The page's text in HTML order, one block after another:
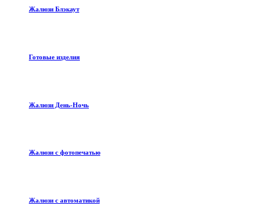
Жалюзи Блэкаут
Готовые изделия
Жалюзи День-Ночь
Жалюзи с фотопечатью
Жалюзи с автоматикой